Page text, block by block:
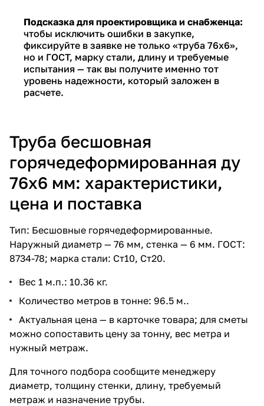
Подсказка для проектировщика и снабженца:
чтобы исключить ошибки в закупке,
фиксируйте в заявке не только «труба 76х6»,
но и ГОСТ, марку стали, длину и требуемые
испытания — так вы получите именно тот
уровень надежности, который заложен в
расчете.
Труба бесшовная
горячедеформированная ду
76х6 мм: характеристики,
цена и поставка
Тип: Бесшовные горячедеформированные.
Наружный диаметр — 76 мм, стенка — 6 мм. ГОСТ:
8734-78; марка стали: Ст10, Ст20.
Вес 1 м.п.: 10.36 кг.
Количество метров в тонне: 96.5 м..
Актуальная цена — в карточке товара; для сметы
можно сопоставить цену за тонну, вес метра и
нужный метраж.
Для точного подбора сообщите менеджеру
диаметр, толщину стенки, длину, требуемый
метраж и назначение трубы.